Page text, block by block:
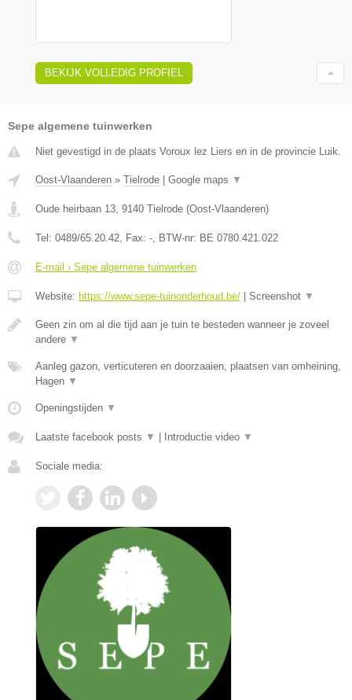
BEKIJK VOLLEDIG PROFIEL
Sepe algemene tuinwerken
Niet gevestigd in de plaats Voroux lez Liers en in de provincie Luik.
Oost-Vlaanderen » Tielrode Google maps ▼
Oude heirbaan 13 9140 Tielrode (Oost-Vlaanderen)
Tel: 0489/65.20.42 , Fax: - , BTW-nr: BE 0780.421.022
E-mail › Sepe algemene tuinwerken
Website: https://www.sepe-tuinonderhoud.be/ Screenshot ▼
Geen zin om al die tijd aan je tuin te besteden wanneer je zoveel
andere ▼
Aanleg gazon, verticuteren en doorzaaien, plaatsen van omheining,
Hagen ▼
Openingstijden ▼
Laatste facebook posts ▼ Introductie video ▼
Sociale media: